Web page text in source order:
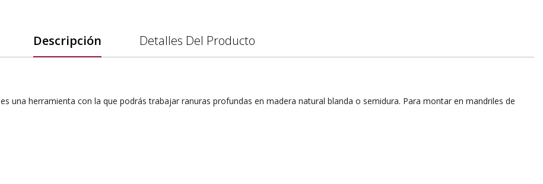
Descripción Detalles Del Producto
es una herramienta con la que podrás trabajar ranuras profundas en madera natural blanda o semidura. Para montar en mandriles de